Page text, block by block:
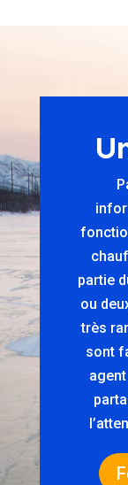
partie
ou
très
sont